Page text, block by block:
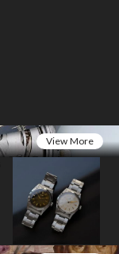
View More